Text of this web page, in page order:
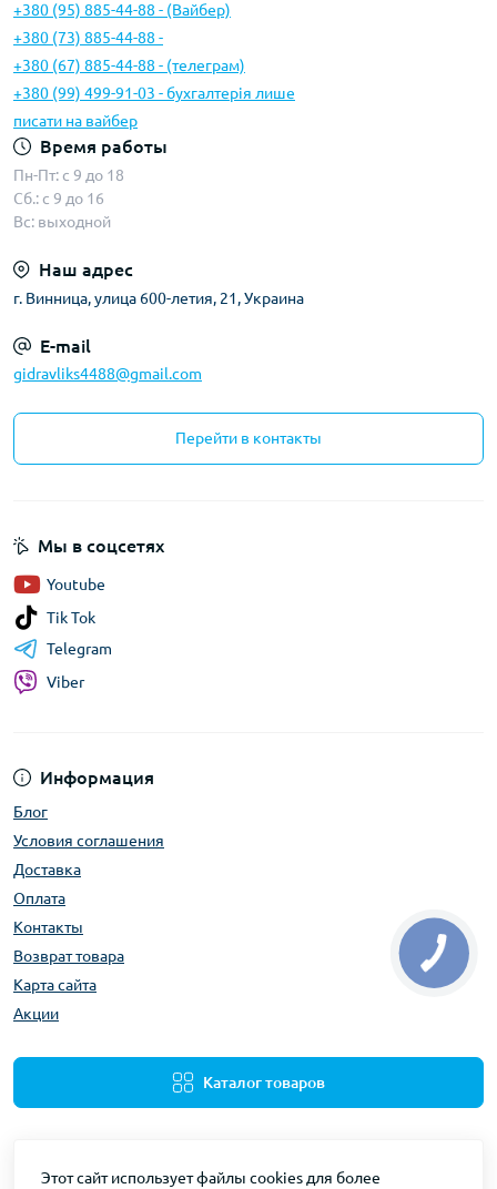
+380 (95) 885-44-88 - (Вайбер)
+380 (73) 885-44-88 -
+380 (67) 885-44-88 - (телеграм)
+380 (99) 499-91-03 - бухгалтерія лише
писати на вайбер
Время работы
Пн-Пт: с 9 до 18
Сб.: с 9 до 16
Вс: выходной
Наш адрес
г. Винница, улица 600-летия, 21, Украина
E-mail
gidravliks4488@gmail.com
Перейти в контакты
Информация
Блог
Условия соглашения
Доставка
Оплата
Контакты
Возврат товара
Карта сайта
Акции
Каталог товаров
Мы в соцсетях
Youtube
Tik Tok
Telegram
Viber
Этот сайт использует файлы cookies для более